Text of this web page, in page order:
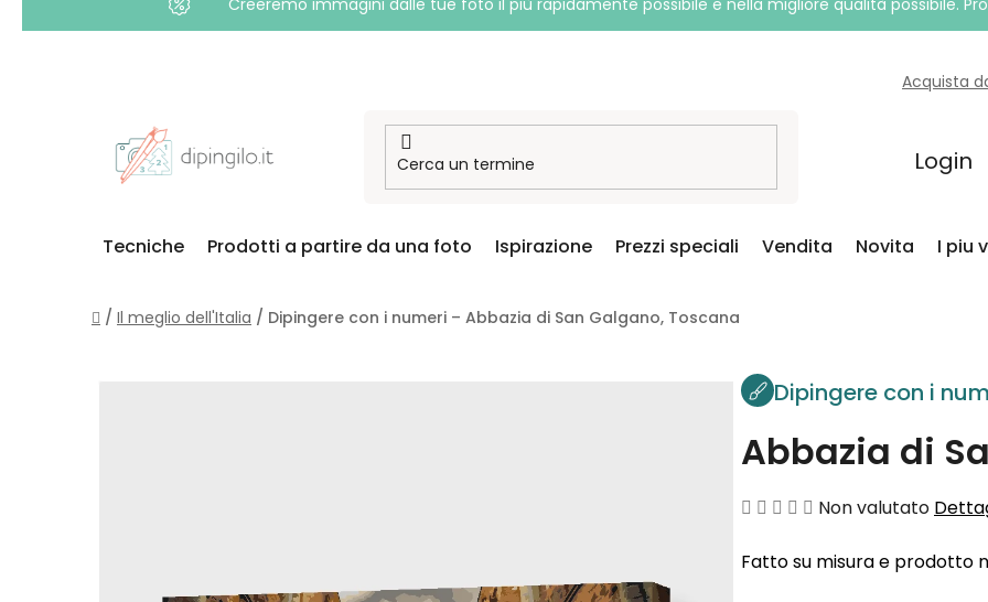
Creeremo immagini dalle tue foto il più rapidamente possibile e nella migliore qualità possibile.
Acquista
Login
Tecniche Prodotti a partire da una foto Ispirazione Prezzi speciali Vendita Novita I piu
Casa
/ Il meglio dell'Italia / Dipingere con i numeri – Abbazia di San Galgano, Toscana
Dipingere con i
Abbazia di
La
media
Non valutato
Fatto su misura e prodotto